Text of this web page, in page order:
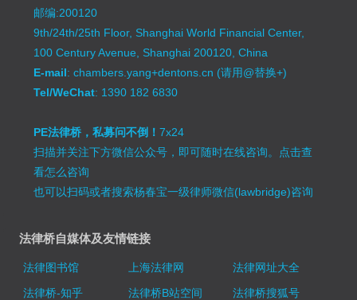
邮编:200120
9th/24th/25th Floor, Shanghai World Financial Center,
100 Century Avenue, Shanghai 200120, China
E-mail: chambers.yang+dentons.cn (请用@替换+)
Tel/WeChat: 1390 182 6830
PE法律桥，私募问不倒！7x24
扫描并关注下方微信公众号，即可随时在线咨询。 点击查
看怎么咨询
也可以扫码或者搜索杨春宝一级律师微信(lawbridge)咨询
法律桥自媒体及友情链接
法律图书馆 上海法律网
法律网址大全
法律桥-知乎
法律桥B站空间
法律桥搜狐号